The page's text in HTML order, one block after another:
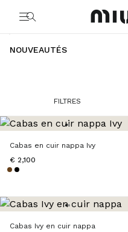
NOUVEAUTÉS
FILTRES
Cabas en cuir nappa Ivy
€ 2,100
Cabas Ivy en cuir nappa